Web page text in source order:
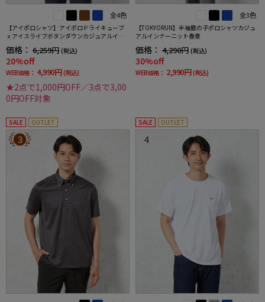
全4色
【アイポロシャツ】アイポロドライキューブ
ｘアイスライブボタンダウンカジュアルイン
ナー吸汗速乾抗菌加工ストレッチ形態安定春
夏
価格： 6,259円 (税込)
20%off
WEB価格： 4,990円 (税込)
★2点で1,000円OFF／3点で3,00
0円OFF対象
全3色
【TOKYORUN】半袖鹿の子ポロシャツカジュ
アルインナーニット春夏
価格： 4,290円 (税込)
30%off
WEB価格： 2,990円 (税込)
SALE OUTLET
3
SALE OUTLET
4